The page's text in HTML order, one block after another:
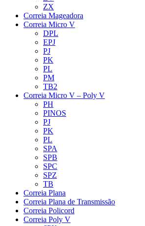
ZX
Correia Mageadora
Correia Micro V
DPL
EPJ
PJ
PK
PL
PM
TB2
Correia Micro V – Poly V
PH
PINOS
PJ
PK
PL
SPA
SPB
SPC
SPZ
TB
Correia Plana
Correia Plana de Transmissão
Correia Policord
Correia Poly V